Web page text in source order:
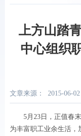
上方山踏
中心组织
文章来源： 2015-06-02
5月23日，正值春末
为丰富职工业余生活，